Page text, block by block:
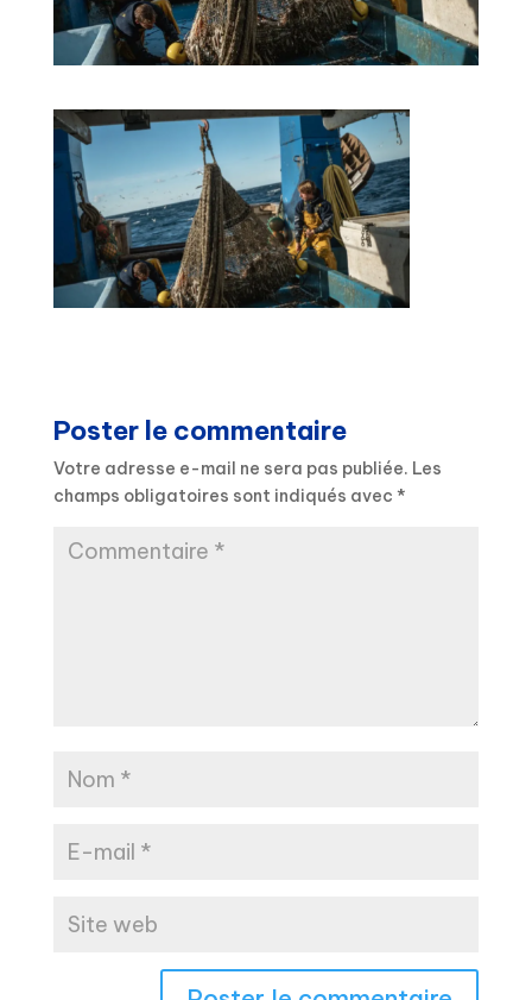
Poster le commentaire
Votre adresse e-mail ne sera pas publiée. Les
champs obligatoires sont indiqués avec *